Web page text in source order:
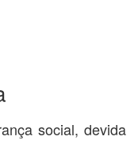
social, devida